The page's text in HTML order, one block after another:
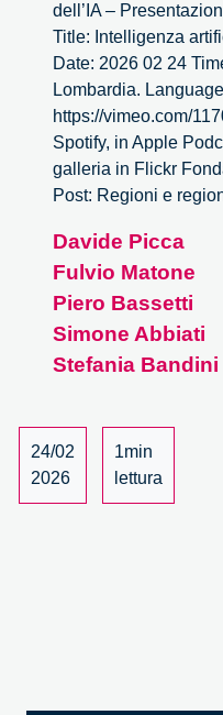
dell’IA –
Title: Intelligenza
Date: 2026 02 24
Lombardia.
https://vimeo.com/
Spotify, in Apple
galleria in Flickr
Post: Regioni e
Davide Picca
Fulvio Matone
Piero Bassetti
Simone Abbiati
Stefania Bandini
24/02
2026
1min
lettura